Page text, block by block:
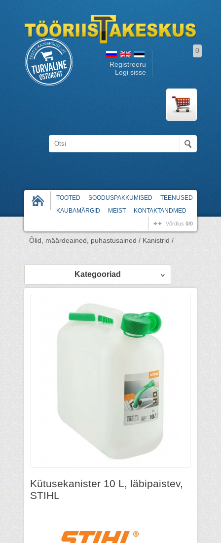
Registreeru
Logi sisse
0
TOOTED SOODUSPAKKUMISED
TEENUSED
KAUBAMÄRGID
MEIST KONTAKTANDMED
Võrdlus 0/0
Õlid, määrdeained, puhastusained / Kanistrid /
Kategooriad
Kütusekanister 10 L, läbipaistev,
STIHL